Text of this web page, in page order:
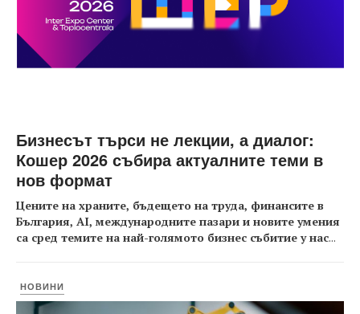
Бизнесът търси не лекции, а диалог:
Кошер 2026 събира актуалните теми в
нов формат
Цените на храните, бъдещето на труда, финансите в
България, AI, международните пазари и новите умения
са сред темите на най-голямото бизнес събитие у нас...
НОВИНИ